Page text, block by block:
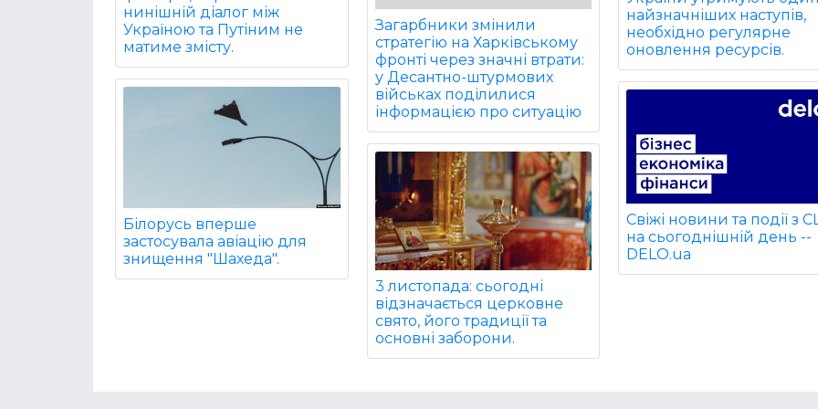
нинішній діалог між
Україною та Путіним не
матиме змісту.
Білорусь вперше
застосувала авіацію для
знищення "Шахеда".
Загарбники змінили
стратегію на Харківському
фронті через значні втрати:
у Десантно-штурмових
військах поділилися
інформацією про ситуацію
3 листопада: сьогодні
відзначається церковне
свято, його традиції та
основні заборони.
найзначніших наступів,
необхідно регулярне
оновлення ресурсів.
Свіжі новини та події з
на сьогоднішній день --
DELO.ua